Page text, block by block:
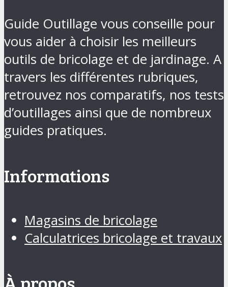
Guide Outillage vous conseille pour
vous aider à choisir les meilleurs
outils de bricolage et de jardinage. A
travers les différentes rubriques,
retrouvez nos comparatifs, nos tests
d’outillages ainsi que de nombreux
guides pratiques.
Informations
Magasins de bricolage
Calculatrices bricolage et travaux